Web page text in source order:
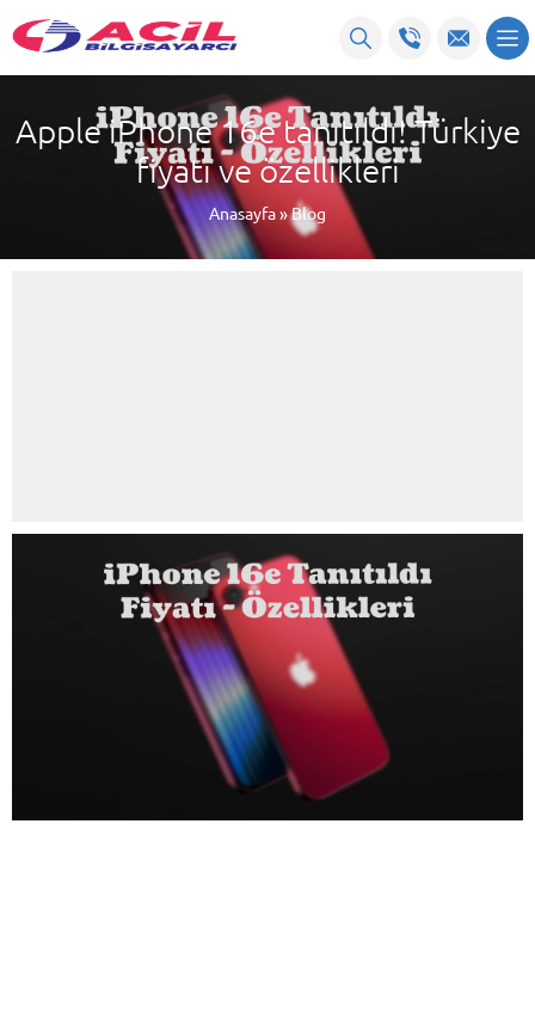
Apple iPhone 16e tanıtıldı! Türkiye
fiyatı ve özellikleri
Anasayfa»Blog